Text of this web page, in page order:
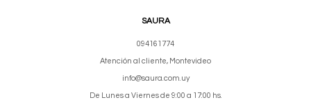
SAURA
094161774
Atención al cliente, Montevideo
info@saura.com.uy
De Lunes a Viernes de 9:00 a 17:00 hs.